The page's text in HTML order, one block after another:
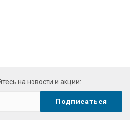
на новости и акции: